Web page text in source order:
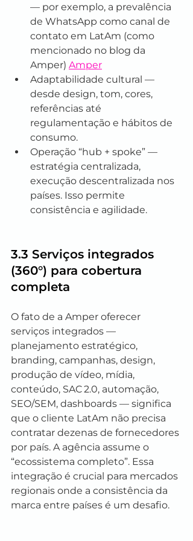
— por exemplo, a prevalência
de WhatsApp como canal de
contato em LatAm (como
mencionado no blog da
Amper) Amper
Adaptabilidade cultural —
desde design, tom, cores,
referências até
regulamentação e hábitos de
consumo.
Operação “hub + spoke” —
estratégia centralizada,
execução descentralizada nos
países. Isso permite
consistência e agilidade.
3.3 Serviços integrados
(360°) para cobertura
completa
O fato de a Amper oferecer
serviços integrados —
planejamento estratégico,
branding, campanhas, design,
produção de vídeo, mídia,
conteúdo, SAC 2.0, automação,
SEO/SEM, dashboards — significa
que o cliente LatAm não precisa
contratar dezenas de fornecedores
por país. A agência assume o
“ecossistema completo”. Essa
integração é crucial para mercados
regionais onde a consistência da
marca entre países é um desafio.